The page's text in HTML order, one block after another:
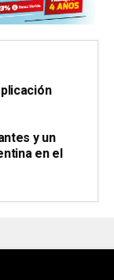
y un
en el